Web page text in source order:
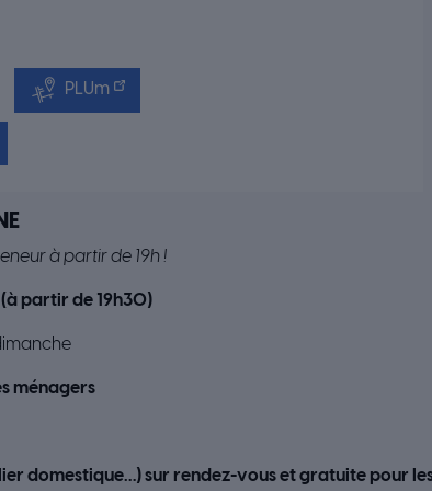
PLUm
à partir de 19h !
partir de 19h30)
ménagers
domestique…) sur rendez-vous et gratuite pour les